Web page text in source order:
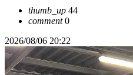
thumb_up 44
comment0
2026/08/06 20:22